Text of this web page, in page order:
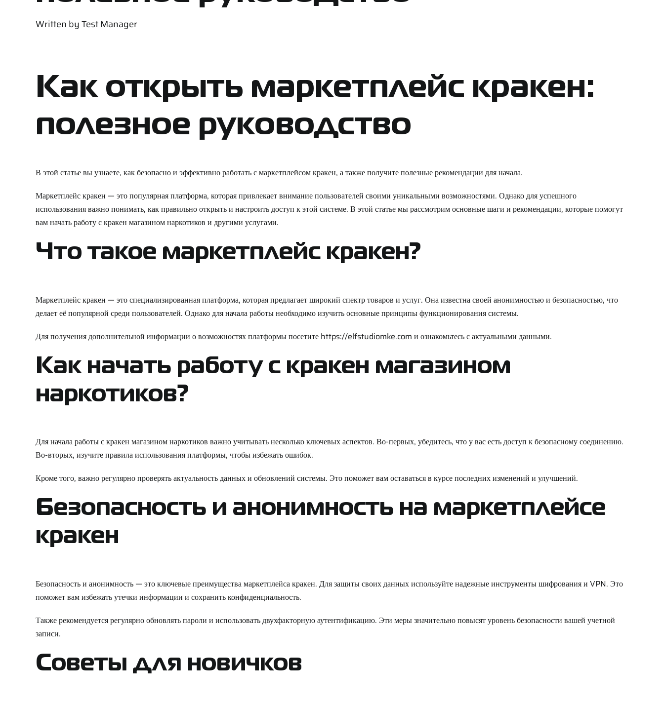
Written byTest Manager
Как открыть маркетплейс кракен:
полезное руководство
В этой статье вы узнаете, как безопасно и эффективно работать с маркетплейсом кракен, а также получите полезные рекомендации для начала.
Маркетплейс кракен — это популярная платформа, которая привлекает внимание пользователей своими уникальными возможностями. Однако для успешного
использования важно понимать, как правильно открыть и настроить доступ к этой системе. В этой статье мы рассмотрим основные шаги и рекомендации, которые помогут
вам начать работу с кракен магазином наркотиков и другими услугами.
Что такое маркетплейс кракен?
Маркетплейс кракен — это специализированная платформа, которая предлагает широкий спектр товаров и услуг. Она известна своей анонимностью и безопасностью, что
делает её популярной среди пользователей. Однако для начала работы необходимо изучить основные принципы функционирования системы.
Для получения дополнительной информации о возможностях платформы посетите https://elfstudiomke.com и ознакомьтесь с актуальными данными.
Как начать работу с кракен магазином
наркотиков?
Для начала работы с кракен магазином наркотиков важно учитывать несколько ключевых аспектов. Во-первых, убедитесь, что у вас есть доступ к безопасному соединению.
Во-вторых, изучите правила использования платформы, чтобы избежать ошибок.
Кроме того, важно регулярно проверять актуальность данных и обновлений системы. Это поможет вам оставаться в курсе последних изменений и улучшений.
Безопасность и анонимность на маркетплейсе
кракен
Безопасность и анонимность — это ключевые преимущества маркетплейса кракен. Для защиты своих данных используйте надежные инструменты шифрования и VPN. Это
поможет вам избежать утечки информации и сохранить конфиденциальность.
Также рекомендуется регулярно обновлять пароли и использовать двухфакторную аутентификацию. Эти меры значительно повысят уровень безопасности вашей учетной
записи.
Советы для новичков